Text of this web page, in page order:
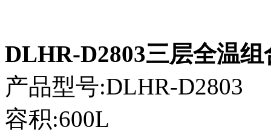
DLHR-D2803三层全温组
产品型号:DLHR-D2803
容积:600L